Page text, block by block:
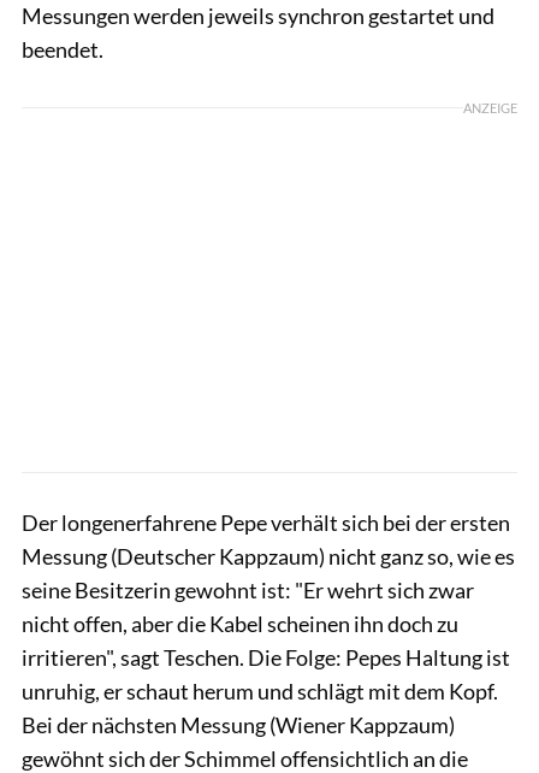
Messungen werden jeweils synchron gestartet und
beendet.
ANZEIGE
Der longenerfahrene Pepe verhält sich bei der ersten
Messung (Deutscher Kappzaum) nicht ganz so, wie es
seine Besitzerin gewohnt ist: "Er wehrt sich zwar
nicht offen, aber die Kabel scheinen ihn doch zu
irritieren", sagt Teschen. Die Folge: Pepes Haltung ist
unruhig, er schaut herum und schlägt mit dem Kopf.
Bei der nächsten Messung (Wiener Kappzaum)
gewöhnt sich der Schimmel offensichtlich an die